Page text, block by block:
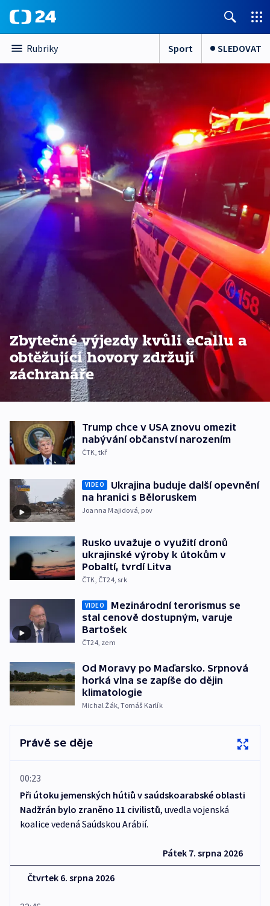
Rubriky Sport SLEDOVAT
Zbytečné výjezdy kvůli eCallu a
obtěžující hovory zdržují
záchranáře
Trump chce v USA znovu omezit
nabývání občanství narozením
ČTK,tkř
VIDEO
Ukrajina buduje další opevnění
na hranici s Běloruskem
Joanna Majidová pov
Rusko uvažuje o využití dronů
ukrajinské výroby k útokům v
Pobaltí, tvrdí Litva
ČTK, ČT24, srk
VIDEO
Mezinárodní terorismus se
stal cenově dostupným, varuje
Bartošek
ČT24, zem
Od Moravy po Maďarsko. Srpnová
horká vlna se zapíše do dějin
klimatologie
Michal Žák,Tomáš Karlík
Právě se děje
00:23
Při útoku jemenských hútiů v saúdskoarabské oblasti
Nadžrán bylo zraněno 11 civilistů, uvedla vojenská
koalice vedená Saúdskou Arábií.
Pátek 7. srpna 2026
Čtvrtek 6. srpna 2026